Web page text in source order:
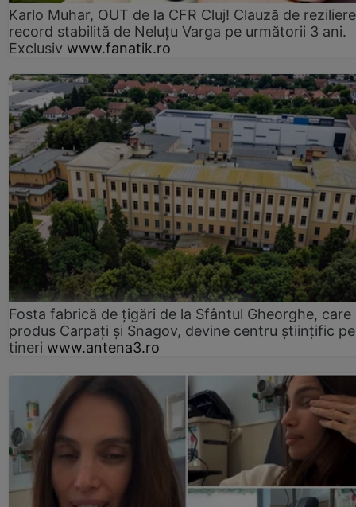
Karlo Muhar, OUT de la CFR Cluj! Clauză de reziliere
record stabilită de Neluțu Varga pe următorii 3 ani.
Exclusiv www.fanatik.ro
Fosta fabrică de țigări de la Sfântul Gheorghe, care
produs Carpați și Snagov, devine centru științific
tineri www.antena3.ro